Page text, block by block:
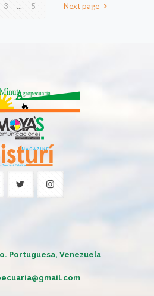
3 ... 5 Next page
Portuguesa, Venezuela